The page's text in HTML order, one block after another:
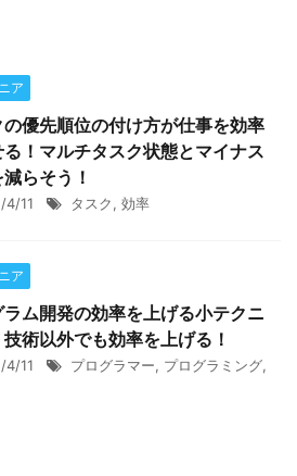
ア
の優先順位の付け方が仕事を効率
！マルチタスク状態とマイナス
らそう！
4/11 タスク, 効率
ア
ラム開発の効率を上げる小テクニ
技術以外でも効率を上げる！
4/11 プログラマー, プログラミング,